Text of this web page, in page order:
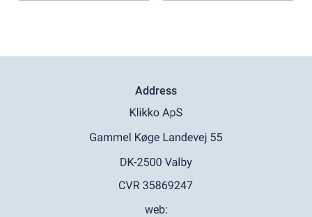
Address
web: